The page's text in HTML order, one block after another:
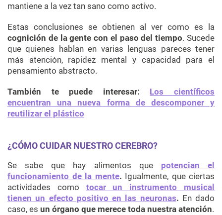
mantiene a la vez tan sano como activo.
Estas conclusiones se obtienen al ver como es la
cognición de la gente con el paso del tiempo. Sucede
que quienes hablan en varias lenguas pareces tener
más atención, rapidez mental y capacidad para el
pensamiento abstracto.
También te puede interesar: Los científicos
encuentran una nueva forma de descomponer y
reutilizar el plástico
¿CÓMO CUIDAR NUESTRO CEREBRO?
Se sabe que hay alimentos que potencian el
funcionamiento de la mente. Igualmente, que ciertas
actividades como tocar un instrumento musical
tienen un efecto positivo en las neuronas. En dado
caso, es un órgano que merece toda nuestra atención.